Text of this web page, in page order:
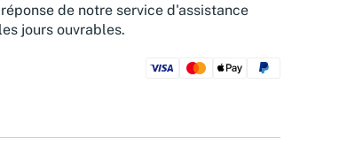
de notre service d'assistance
jours ouvrables.